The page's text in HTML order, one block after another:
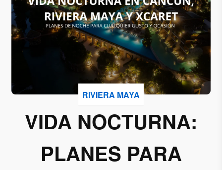
RIVIERA MAYA
VIDA NOCTURNA:
PLANES PARA
Acepto
Grupo
Xcaret
Otorgo mi
suscribirme